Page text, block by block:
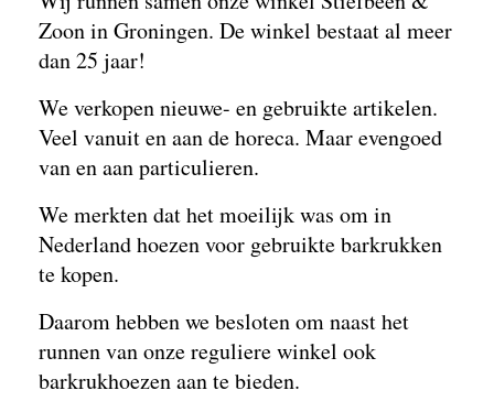
Zoon in Groningen. De winkel bestaat al meer
dan 25 jaar!
We verkopen nieuwe- en gebruikte artikelen.
Veel vanuit en aan de horeca. Maar evengoed
van en aan particulieren.
We merkten dat het moeilijk was om in
Nederland hoezen voor gebruikte barkrukken
te kopen.
Daarom hebben we besloten om naast het
runnen van onze reguliere winkel ook
barkrukhoezen aan te bieden.